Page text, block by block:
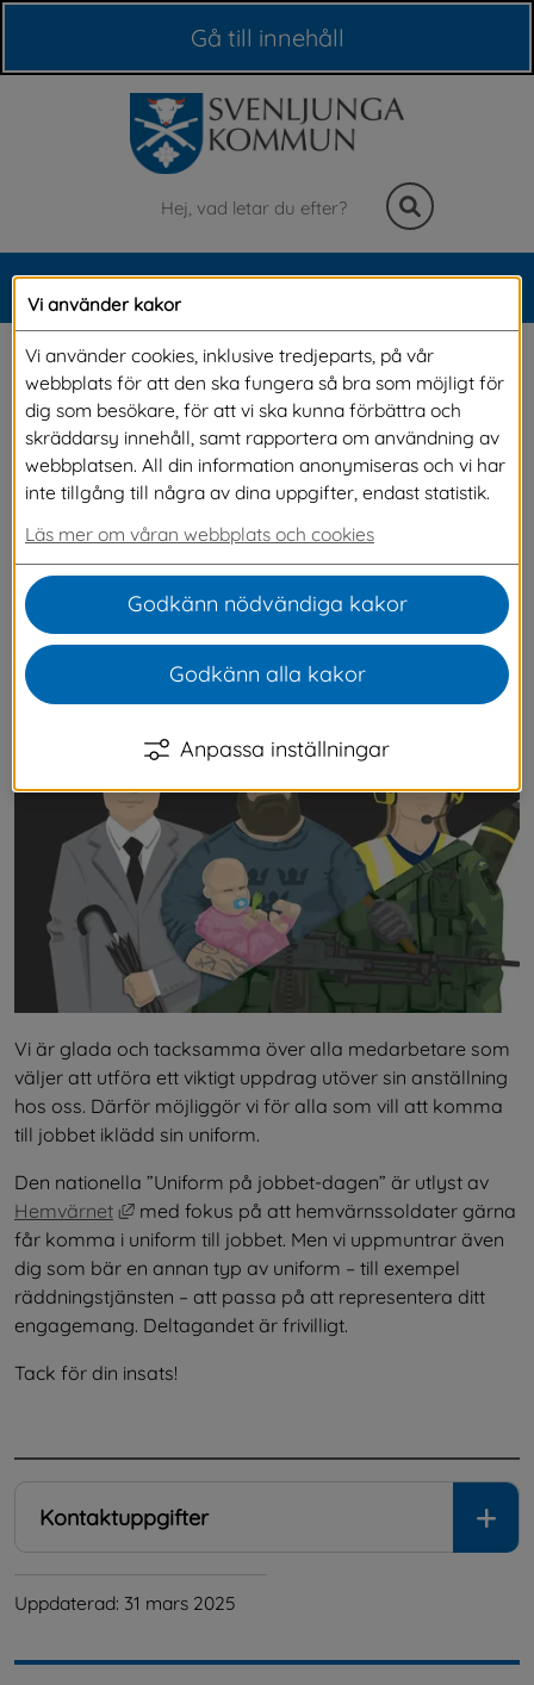
Gå till innehåll
Sök
Meny
Bär du uniform på din
fritid?
På onsdag 16 april är den nationella Uniform på
jobbet-dagen; en dag som lyfter fram dig som
viktiga samhällsinsatsen du gör. Alla våra
anställda som bär uniform på fritiden är
välkommen att visa upp den på sin arbetsplats
denna dag varje år!
Vi är glada och tacksamma över alla medarbetare som
väljer att utföra ett viktigt uppdrag utöver sin anställning
hos oss. Därför möjliggör vi för alla som vill att komma
till jobbet iklädd sin uniform.
Hemvärnet
Länk till annan webbplats, öppnas i nytt
med fokus på att hemvärnssoldater gärna
får komma i uniform till jobbet. Men vi uppmuntrar även
dig som bär en annan typ av uniform – till exempel
räddningstjänsten – att passa på att representera ditt
engagemang. Deltagandet är frivilligt.
Tack för din insats!
Kontaktuppgifter
Uppdaterad: 31 mars 2025
Vi använder kakor
Vi använder cookies, inklusive tredjeparts, på vår
webbplats för att den ska fungera så bra som möjligt för
dig som besökare, för att vi ska kunna förbättra och
skräddarsy innehåll, samt rapportera om användning av
webbplatsen. All din information anonymiseras och vi har
inte tillgång till några av dina uppgifter, endast statistik.
Läs mer om våran webbplats och cookies
Godkänn nödvändiga kakor
Godkänn alla kakor
Anpassa inställningar